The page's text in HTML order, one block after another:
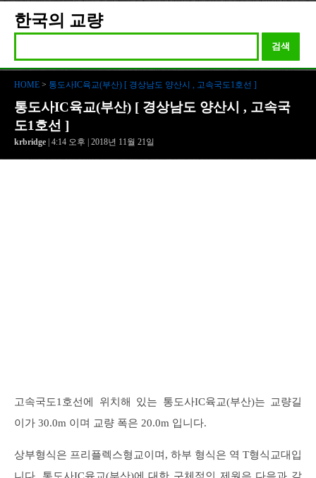
한국의 교량
검색
HOME > 통도사IC육교(부산) [ 경상남도 양산시 , 고속국도1호선 ]
통도사IC육교(부산) [ 경상남도 양산시 , 고속국
도1호선 ]
krbridge | 4:14 오후 | 2018년 11월 21일
고속국도1호선에 위치해 있는 통도사IC육교(부산)는 교량길
이가 30.0m 이며 교량 폭은 20.0m 입니다.
상부형식은 프리플렉스형교이며, 하부 형식은 역 T형식교대입